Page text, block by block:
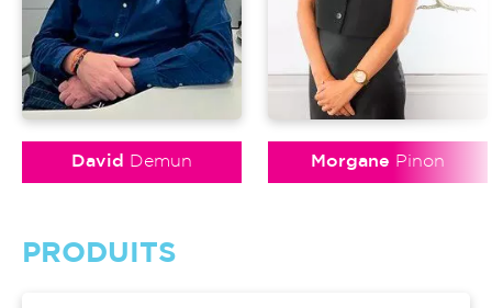
David Demun Morgane Pinon
PRODUITS